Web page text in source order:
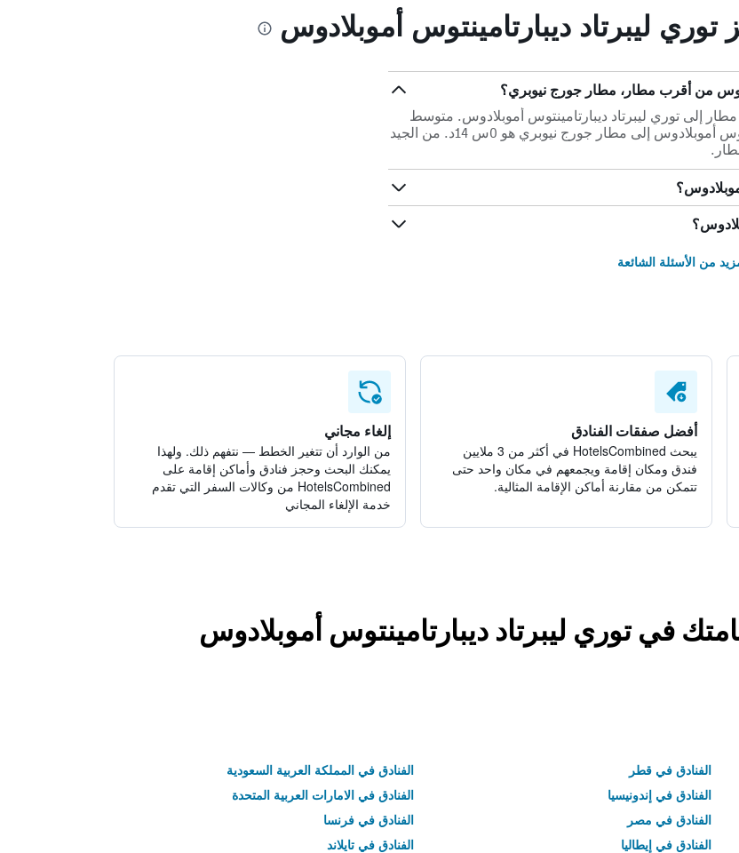
ليبرتاد ديبارتامينتوس أموبلادوس
من أقرب مطار، مطار جورج نيوبري؟
أقرب مطار إلى توري ليبرتاد ديبارتامينتوس أموبلادوس. متوسط
وقت القيادة المتوقع من توري ليبرتاد ديبارتامينتوس أموبلادوس إلى مطار جورج نيوبري هو 0س 14د. من الجيد
من الأسئلة الشائعة
أفضل صفقات الفنادق
يبحث HotelsCombined في أكثر من 3 ملايين
فندق ومكان إقامة ويجمعهم في مكان واحد حتى
تتمكن من مقارنة أماكن الإقامة المثالية.
إلغاء مجاني
من الوارد أن تتغير الخطط — نتفهم ذلك. ولهذا
يمكنك البحث وحجز فنادق وأماكن إقامة على
HotelsCombined من وكالات السفر التي تقدم
خدمة الإلغاء المجاني
في توري ليبرتاد ديبارتامينتوس أموبلادوس
الفنادق في قطر
الفنادق في المملكة العربية السعودية
الفنادق في إندونيسيا
الفنادق في الامارات العربية المتحدة
الفنادق في مصر
الفنادق في فرنسا
الفنادق في إيطاليا الفنادق في تايلاند